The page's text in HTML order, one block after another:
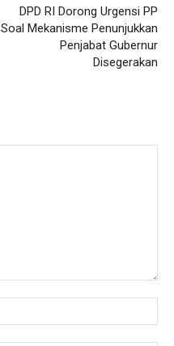
DPD RI Dorong Urgensi PP
Soal Mekanisme Penunjukkan
Penjabat Gubernur
Disegerakan